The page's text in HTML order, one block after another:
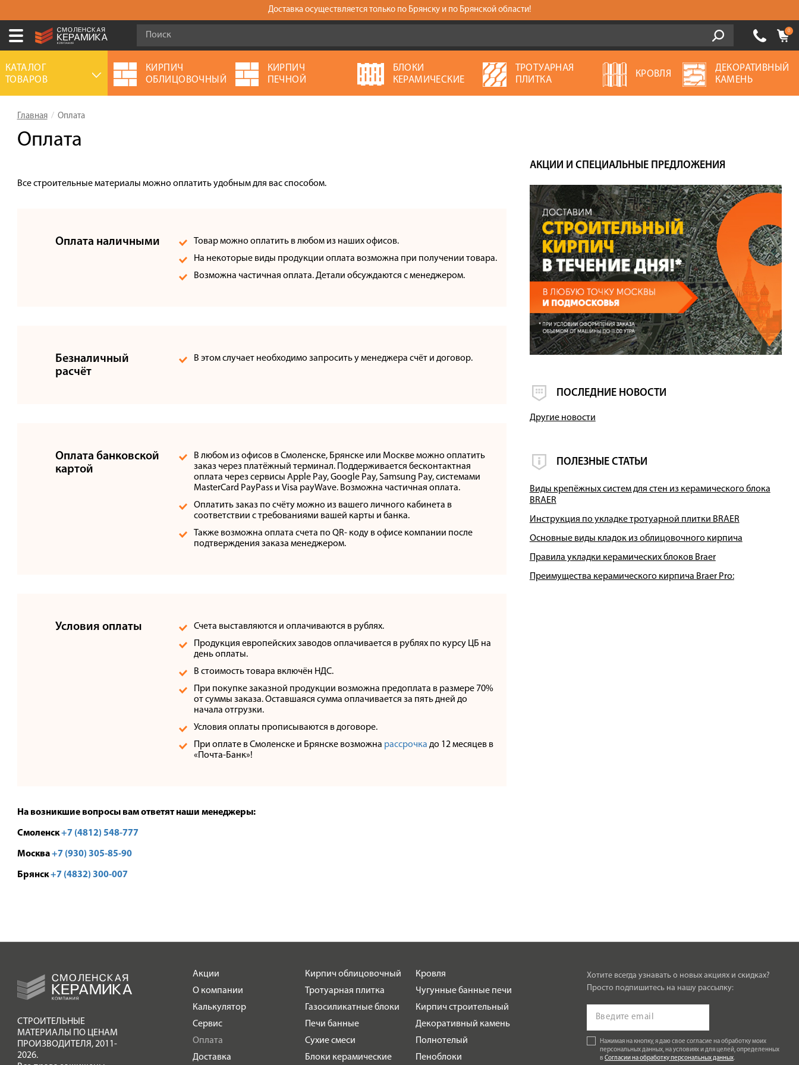
Доставка осуществляется только по Брянску и по Брянской области!
Ваш город:
Выберите ваш город:
+7 (4832) 300-007
О компании
0
КАТАЛОГ
ТОВАРОВ
КИРПИЧ
ОБЛИЦОВОЧНЫЙ
КИРПИЧ
ПЕЧНОЙ
БЛОКИ
КЕРАМИЧЕСКИЕ
ТРОТУАРНАЯ
ПЛИТКА
КРОВЛЯ
ДЕКОРАТИВНЫЙ
КАМЕНЬ
Главная Оплата
Оплата
Все строительные материалы можно оплатить удобным для вас способом.
Оплата наличными
Товар можно оплатить в любом из наших офисов.
На некоторые виды продукции оплата возможна при получении товара.
Возможна частичная оплата. Детали обсуждаются с менеджером.
Безналичный
расчёт
В этом случает необходимо запросить у менеджера счёт и договор.
Оплата банковской
картой
В любом из офисов в Смоленске, Брянске или Москве можно оплатить
заказ через платёжный терминал. Поддерживается бесконтактная
оплата через сервисы Apple Pay, Google Pay, Samsung Pay, системами
MasterCard PayPass и Visa payWave. Возможна частичная оплата.
Оплатить заказ по счёту можно из вашего личного кабинета в
соответствии с требованиями вашей карты и банка.
Также возможна оплата счета по QR- коду в офисе компании после
подтверждения заказа менеджером.
Условия оплаты
Счета выставляются и оплачиваются в рублях.
Продукция европейских заводов оплачивается в рублях по курсу ЦБ на
день оплаты.
В стоимость товара включён НДС.
При покупке заказной продукции возможна предоплата в размере 70%
от суммы заказа. Оставшаяся сумма оплачивается за пять дней до
начала отгрузки.
Условия оплаты прописываются в договоре.
При оплате в Смоленске и Брянске возможна рассрочка до 12 месяцев в
«Почта-Банк»!
На возникшие вопросы вам ответят наши менеджеры:
Смоленск+7 (4812) 548-777
Москва+7 (930) 305-85-90
Брянск+7 (4832) 300-007
АКЦИИ И СПЕЦИАЛЬНЫЕ ПРЕДЛОЖЕНИЯ
ПОСЛЕДНИЕ НОВОСТИ
Другие новости
ПОЛЕЗНЫЕ СТАТЬИ
Виды крепёжных систем для стен из керамического блока
BRAER
Инструкция по укладке тротуарной плитки BRAER
Основные виды кладок из облицовочного кирпича
Правила укладки керамических блоков Braer
Преимущества керамического кирпича Braer Pro:
Акции
О компании
Калькулятор
Сервис
Оплата
Доставка
Кирпич облицовочный
Тротуарная плитка
Газосиликатные блоки
Печи банные
Сухие смеси
Блоки керамические
Кровля
Чугунные банные печи
Кирпич строительный
Декоративный камень
Полнотелый
Пеноблоки
СТРОИТЕЛЬНЫЕ
МАТЕРИАЛЫ ПО ЦЕНАМ
ПРОИЗВОДИТЕЛЯ,2011-
2026.
Хотите всегда узнавать о новых акциях и скидках?
Просто подпишитесь на нашу рассылку:
Нажимая на кнопку, я даю свое согласие на обработку моих
персональных данных, на условиях и для целей, определенных
в Согласии на обработку персональных данных.